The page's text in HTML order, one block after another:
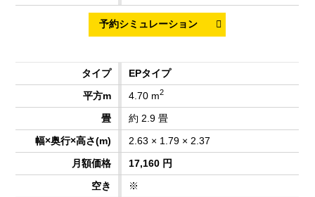
EPタイプ
4.70 m2
約 2.9 畳
2.63 × 1.79 × 2.37
17,160 円
※